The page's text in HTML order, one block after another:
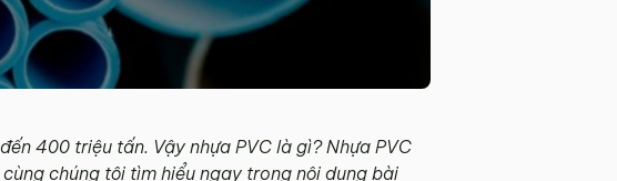
400 triệu tấn. Vậy nhựa PVC là gì? Nhựa PVC
chúng tôi tìm hiểu ngay trong nội dung bài